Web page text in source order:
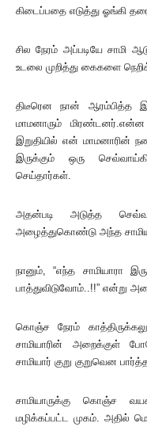
கிடைப்பதை எடுத்து ஓங்கி
சில நேரம் அப்படியே சாமி
உடலை முறித்து கைகளை
திடீரென நான் ஆரம்பித்த
மாமனாரும்
இறுதியில் என் மாமனாரின்
இருக்கும் ஒரு
செய்தார்கள்.
அதன்படி அடுத்த
அழைத்துகொண்டு அந்த
நானும், “எந்த சாமியாரா
பாத்துவிடுவோம்..!!” என்று
கொஞ்ச நேரம்
சாமியாரின் அறைக்குள்
சாமியார் குறு குறுவென
சாமியாருக்கு கொஞ்ச
மழிக்கப்பட்ட முகம். அதில்